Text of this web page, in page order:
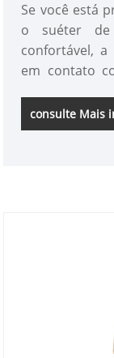
Se você está
o suéter de
confortável, a
em contato
varejo com
roupas
consulte Mais